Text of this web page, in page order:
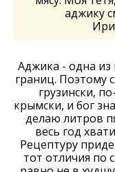
аджику
Аджика - одна из
границ. Поэтому
грузински,
крымски, и бог
делаю литров
весь год
Рецептуру
тот отличия по